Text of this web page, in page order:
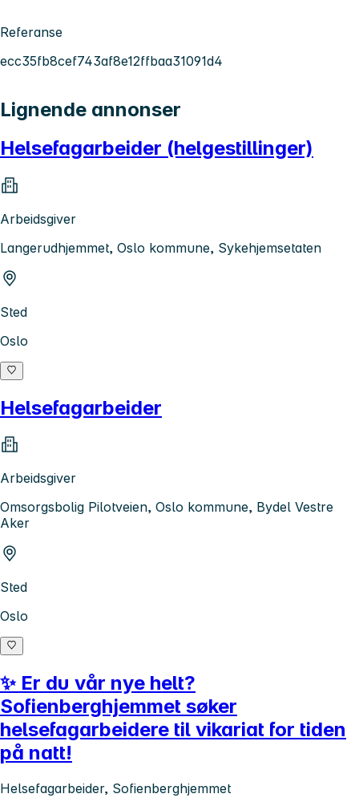
Referanse
ecc35fb8cef743af8e12ffbaa31091d4
Lignende annonser
Helsefagarbeider (helgestillinger)
Arbeidsgiver
Langerudhjemmet, Oslo kommune, Sykehjemsetaten
Sted
Oslo
Helsefagarbeider
Arbeidsgiver
Omsorgsbolig Pilotveien, Oslo kommune, Bydel Vestre
Aker
Sted
Oslo
✨ Er du vår nye helt?
Sofienberghjemmet søker
helsefagarbeidere til vikariat for tiden
på natt!
Helsefagarbeider, Sofienberghjemmet